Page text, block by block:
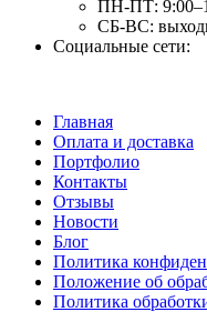
ПН-ПТ:
СБ-ВС:
Социальные сети:
Главная
Оплата и доставка
Портфолио
Контакты
Отзывы
Новости
Блог
Политика
Положение об
Политика